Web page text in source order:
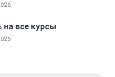
на все курсы